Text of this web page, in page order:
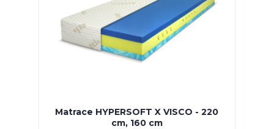
Matrace HYPERSOFT X VISCO - 220
cm, 160 cm